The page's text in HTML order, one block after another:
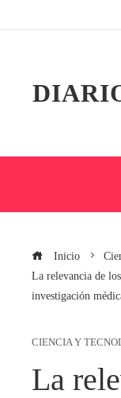
Inicio
La relevancia de
investigación
CIENCIA Y
La